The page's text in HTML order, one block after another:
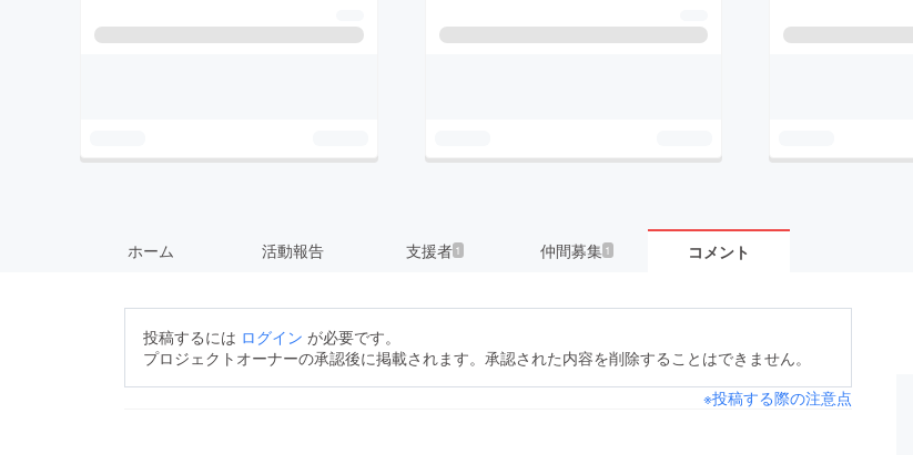
ホーム 活動報告 支援者 1 仲間募集 1 コメント
投稿するには ログイン が必要です。
プロジェクトオーナーの承認後に掲載されます。承認された内容を削除することはできません。
※投稿する際の注意点